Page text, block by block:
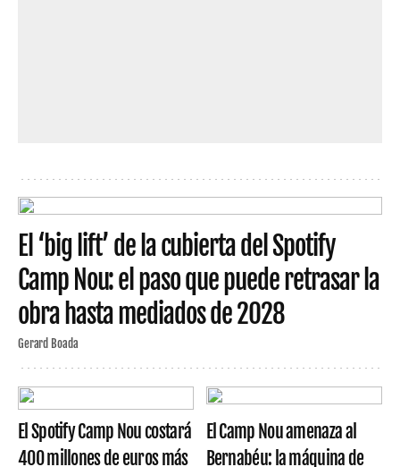
El ‘big lift’ de la cubierta del Spotify
Camp Nou: el paso que puede retrasar la
obra hasta mediados de 2028
Gerard Boada
El Spotify Camp Nou costará
400 millones de euros más
El Camp Nou amenaza al
Bernabéu: la máquina de